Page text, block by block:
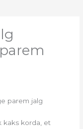
parem jalg
kaks korda, et